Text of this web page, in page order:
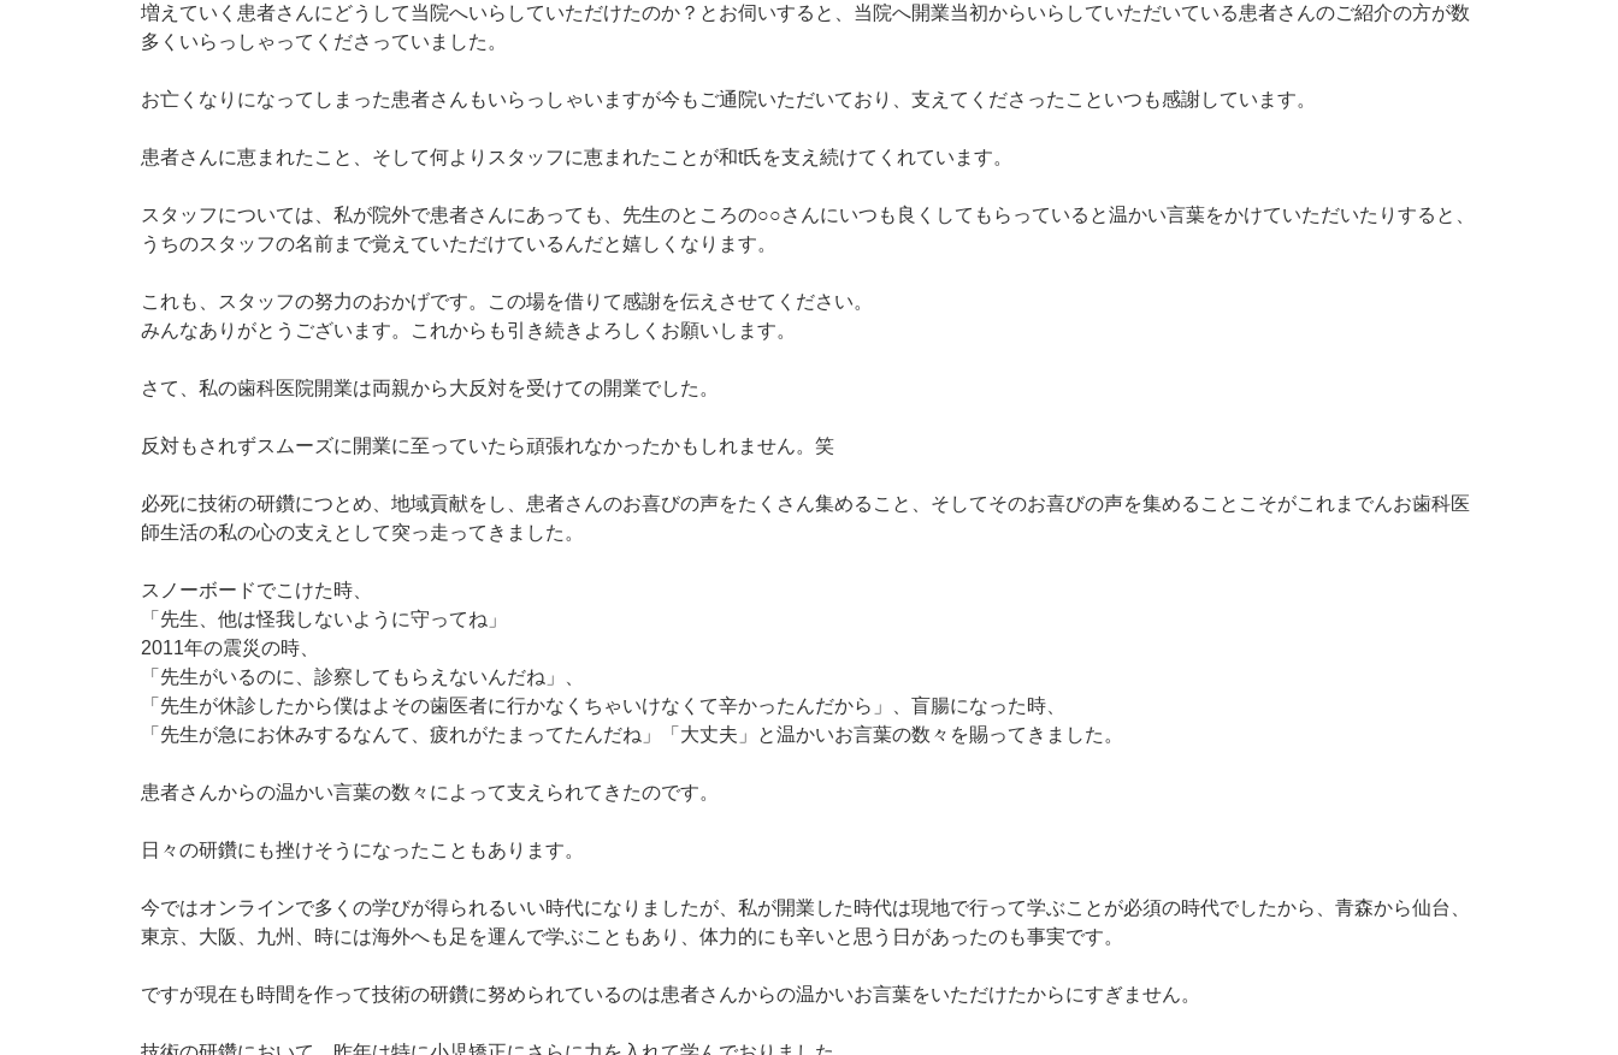
増えていく患者さんにどうして当院へいらしていただけたのか？とお伺いすると、当院へ開業当初からいらしていただいている患者さんのご紹介の方が数
多くいらっしゃってくださっていました。
お亡くなりになってしまった患者さんもいらっしゃいますが今もご通院いただいており、支えてくださったこといつも感謝しています。
患者さんに恵まれたこと、そして何よりスタッフに恵まれたことが和t氏を支え続けてくれています。
スタッフについては、私が院外で患者さんにあっても、先生のところの○○さんにいつも良くしてもらっていると温かい言葉をかけていただいたりすると、
うちのスタッフの名前まで覚えていただけているんだと嬉しくなります。
これも、スタッフの努力のおかげです。この場を借りて感謝を伝えさせてください。
みんなありがとうございます。これからも引き続きよろしくお願いします。
さて、私の歯科医院開業は両親から大反対を受けての開業でした。
反対もされずスムーズに開業に至っていたら頑張れなかったかもしれません。笑
必死に技術の研鑽につとめ、地域貢献をし、患者さんのお喜びの声をたくさん集めること、そしてそのお喜びの声を集めることこそがこれまでんお歯科医
師生活の私の心の支えとして突っ走ってきました。
スノーボードでこけた時、
「先生、他は怪我しないように守ってね」
2011年の震災の時、
「先生がいるのに、診察してもらえないんだね」、
「先生が休診したから僕はよその歯医者に行かなくちゃいけなくて辛かったんだから」、盲腸になった時、
「先生が急にお休みするなんて、疲れがたまってたんだね」「大丈夫」と温かいお言葉の数々を賜ってきました。
患者さんからの温かい言葉の数々によって支えられてきたのです。
日々の研鑽にも挫けそうになったこともあります。
今ではオンラインで多くの学びが得られるいい時代になりましたが、私が開業した時代は現地で行って学ぶことが必須の時代でしたから、青森から仙台、
東京、大阪、九州、時には海外へも足を運んで学ぶこともあり、体力的にも辛いと思う日があったのも事実です。
ですが現在も時間を作って技術の研鑽に努められているのは患者さんからの温かいお言葉をいただけたからにすぎません。